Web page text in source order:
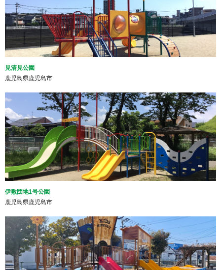
見清見公園
鹿児島県鹿児島市
伊敷団地1号公園
鹿児島県鹿児島市